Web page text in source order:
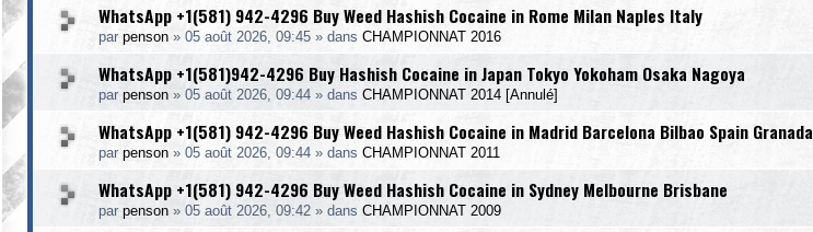
WhatsApp +1(581) 942-4296 Buy Weed Hashish Cocaine in Rome Milan Naples Italy
par penson » 05 août 2026, 09:45 » dans CHAMPIONNAT 2016
WhatsApp +1(581)942-4296 Buy Hashish Cocaine in Japan Tokyo Yokoham Osaka Nagoya
par penson » 05 août 2026, 09:44 » dans CHAMPIONNAT 2014 [Annulé]
WhatsApp +1(581) 942-4296 Buy Weed Hashish Cocaine in Madrid Barcelona Bilbao Spain Granada
par penson » 05 août 2026, 09:44 » dans CHAMPIONNAT 2011
WhatsApp +1(581) 942-4296 Buy Weed Hashish Cocaine in Sydney Melbourne Brisbane
par penson » 05 août 2026, 09:42 » dans CHAMPIONNAT 2009